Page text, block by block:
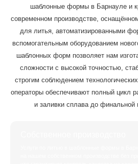
шаблонные формы в Барнауле и
современном производстве,
для литья, автоматизированными
вспомогательным оборудованием
шаблонных форм позволяет нам
сложности с высокой точностью,
строгим соблюдением
операторы обеспечивают полный цикл
и заливки сплава до финальной